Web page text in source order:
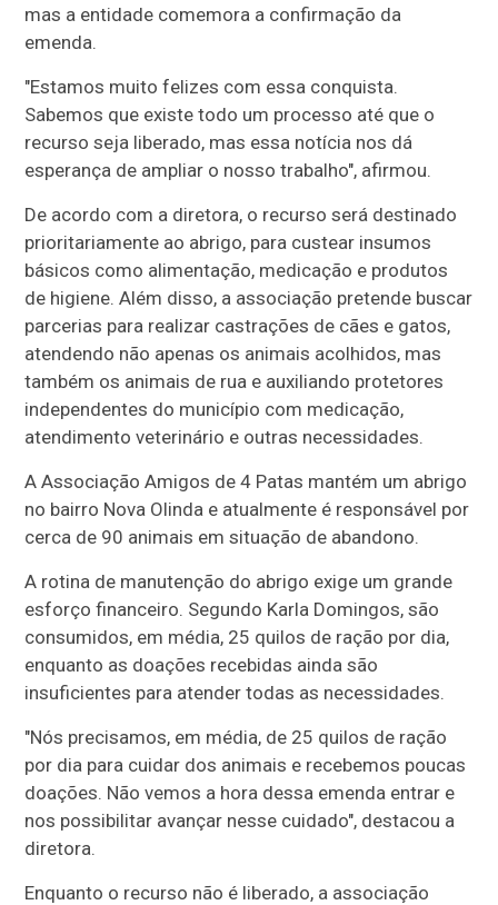
mas a entidade comemora a confirmação da
emenda.
"Estamos muito felizes com essa conquista.
Sabemos que existe todo um processo até que o
recurso seja liberado, mas essa notícia nos dá
esperança de ampliar o nosso trabalho", afirmou.
De acordo com a diretora, o recurso será destinado
prioritariamente ao abrigo, para custear insumos
básicos como alimentação, medicação e produtos
de higiene. Além disso, a associação pretende buscar
parcerias para realizar castrações de cães e gatos,
atendendo não apenas os animais acolhidos, mas
também os animais de rua e auxiliando protetores
independentes do município com medicação,
atendimento veterinário e outras necessidades.
A Associação Amigos de 4 Patas mantém um abrigo
no bairro Nova Olinda e atualmente é responsável por
cerca de 90 animais em situação de abandono.
A rotina de manutenção do abrigo exige um grande
esforço financeiro. Segundo Karla Domingos, são
consumidos, em média, 25 quilos de ração por dia,
enquanto as doações recebidas ainda são
insuficientes para atender todas as necessidades.
"Nós precisamos, em média, de 25 quilos de ração
por dia para cuidar dos animais e recebemos poucas
doações. Não vemos a hora dessa emenda entrar e
nos possibilitar avançar nesse cuidado", destacou a
diretora.
Enquanto o recurso não é liberado, a associação